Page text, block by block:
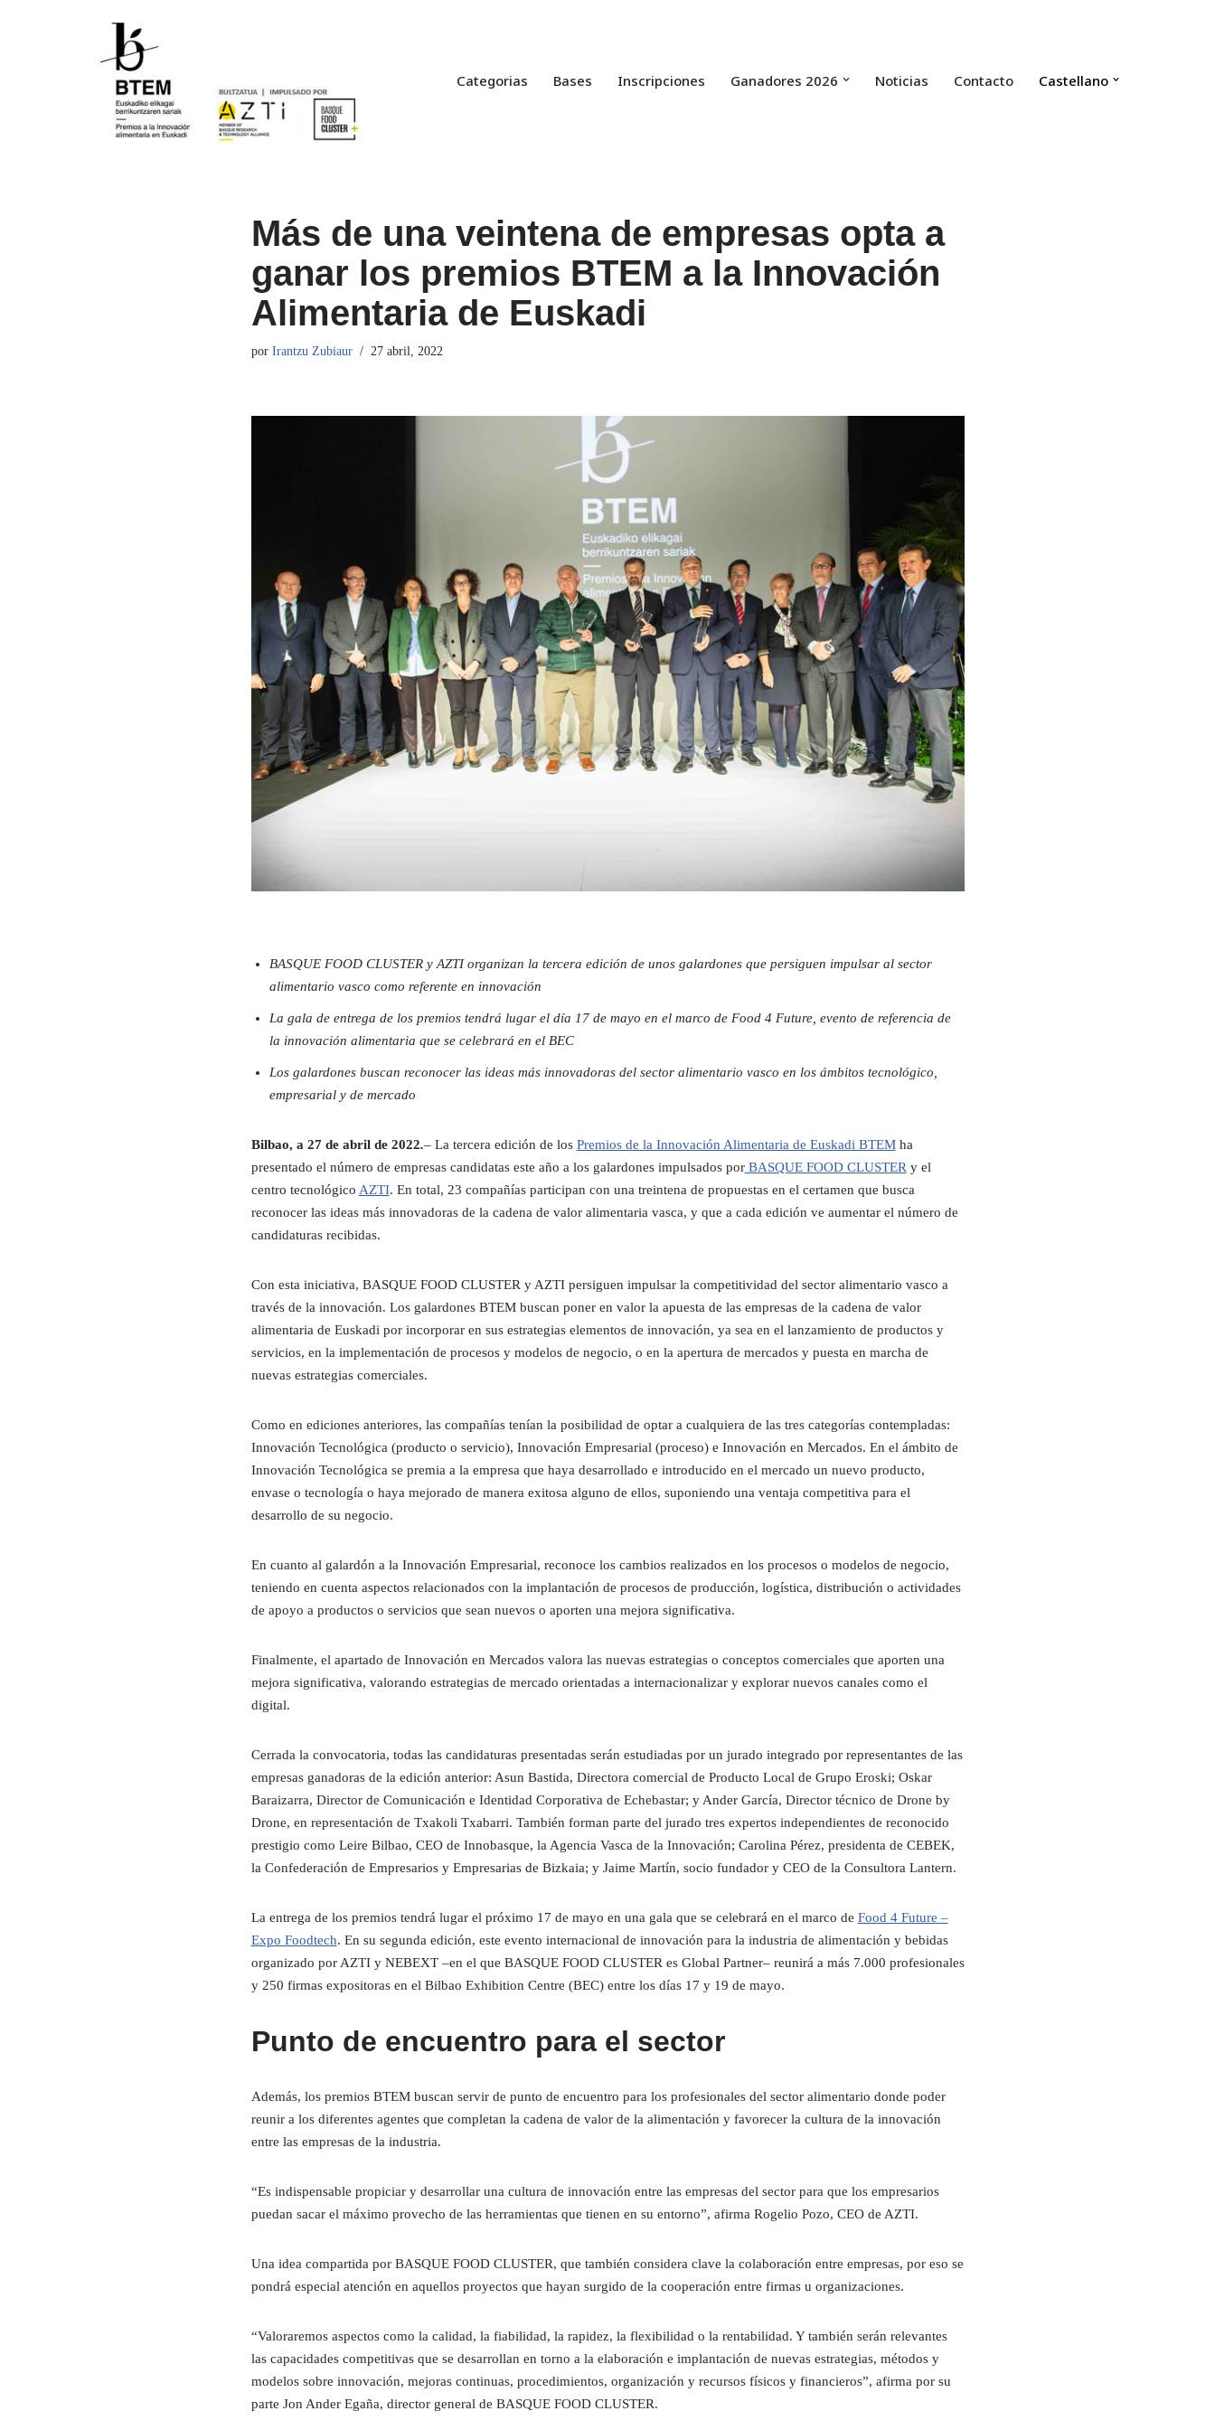
Categorias Bases Inscripciones Ganadores 2026 Noticias Contacto Castellano
Más de una veintena de empresas opta a
ganar los premios BTEM a la Innovación
Alimentaria de Euskadi
por Irantzu Zubiaur 27 abril, 2022
BASQUE FOOD CLUSTER y AZTI organizan la tercera edición de unos galardones que persiguen impulsar al sector
alimentario vasco como referente en innovación
La gala de entrega de los premios tendrá lugar el día 17 de mayo en el marco de Food 4 Future, evento de referencia de
la innovación alimentaria que se celebrará en el BEC
Los galardones buscan reconocer las ideas más innovadoras del sector alimentario vasco en los ámbitos tecnológico,
empresarial y de mercado
Bilbao, a 27 de abril de 2022.– La tercera edición de los Premios de la Innovación Alimentaria de Euskadi BTEMha
presentado el número de empresas candidatas este año a los galardones impulsados porBASQUE FOOD CLUSTER y el
centro tecnológico AZTI. En total, 23 compañías participan con una treintena de propuestas en el certamen que busca
reconocer las ideas más innovadoras de la cadena de valor alimentaria vasca, y que a cada edición ve aumentar el número de
candidaturas recibidas.
Con esta iniciativa, BASQUE FOOD CLUSTER y AZTI persiguen impulsar la competitividad del sector alimentario vasco a
través de la innovación. Los galardones BTEM buscan poner en valor la apuesta de las empresas de la cadena de valor
alimentaria de Euskadi por incorporar en sus estrategias elementos de innovación, ya sea en el lanzamiento de productos y
servicios, en la implementación de procesos y modelos de negocio, o en la apertura de mercados y puesta en marcha de
nuevas estrategias comerciales.
Como en ediciones anteriores, las compañías tenían la posibilidad de optar a cualquiera de las tres categorías contempladas:
Innovación Tecnológica (producto o servicio), Innovación Empresarial (proceso) e Innovación en Mercados. En el ámbito de
Innovación Tecnológica se premia a la empresa que haya desarrollado e introducido en el mercado un nuevo producto,
envase o tecnología o haya mejorado de manera exitosa alguno de ellos, suponiendo una ventaja competitiva para el
desarrollo de su negocio.
En cuanto al galardón a la Innovación Empresarial, reconoce los cambios realizados en los procesos o modelos de negocio,
teniendo en cuenta aspectos relacionados con la implantación de procesos de producción, logística, distribución o actividades
de apoyo a productos o servicios que sean nuevos o aporten una mejora significativa.
Finalmente, el apartado de Innovación en Mercados valora las nuevas estrategias o conceptos comerciales que aporten una
mejora significativa, valorando estrategias de mercado orientadas a internacionalizar y explorar nuevos canales como el
digital.
Cerrada la convocatoria, todas las candidaturas presentadas serán estudiadas por un jurado integrado por representantes de las
empresas ganadoras de la edición anterior: Asun Bastida, Directora comercial de Producto Local de Grupo Eroski; Oskar
Baraizarra, Director de Comunicación e Identidad Corporativa de Echebastar; y Ander García, Director técnico de Drone by
Drone, en representación de Txakoli Txabarri. También forman parte del jurado tres expertos independientes de reconocido
prestigio como Leire Bilbao, CEO de Innobasque, la Agencia Vasca de la Innovación; Carolina Pérez, presidenta de CEBEK,
la Confederación de Empresarios y Empresarias de Bizkaia; y Jaime Martín, socio fundador y CEO de la Consultora Lantern.
La entrega de los premios tendrá lugar el próximo 17 de mayo en una gala que se celebrará en el marco de Food 4 Future –
Expo Foodtech. En su segunda edición, este evento internacional de innovación para la industria de alimentación y bebidas
organizado por AZTI y NEBEXT –en el que BASQUE FOOD CLUSTER es Global Partner– reunirá a más 7.000 profesionales
y 250 firmas expositoras en el Bilbao Exhibition Centre (BEC) entre los días 17 y 19 de mayo.
Punto de encuentro para el sector
Además, los premios BTEM buscan servir de punto de encuentro para los profesionales del sector alimentario donde poder
reunir a los diferentes agentes que completan la cadena de valor de la alimentación y favorecer la cultura de la innovación
entre las empresas de la industria.
“Es indispensable propiciar y desarrollar una cultura de innovación entre las empresas del sector para que los empresarios
puedan sacar el máximo provecho de las herramientas que tienen en su entorno”, afirma Rogelio Pozo, CEO de AZTI.
Una idea compartida por BASQUE FOOD CLUSTER, que también considera clave la colaboración entre empresas, por eso se
pondrá especial atención en aquellos proyectos que hayan surgido de la cooperación entre firmas u organizaciones.
“Valoraremos aspectos como la calidad, la fiabilidad, la rapidez, la flexibilidad o la rentabilidad. Y también serán relevantes
las capacidades competitivas que se desarrollan en torno a la elaboración e implantación de nuevas estrategias, métodos y
modelos sobre innovación, mejoras continuas, procedimientos, organización y recursos físicos y financieros”, afirma por su
parte Jon Ander Egaña, director general de BASQUE FOOD CLUSTER.